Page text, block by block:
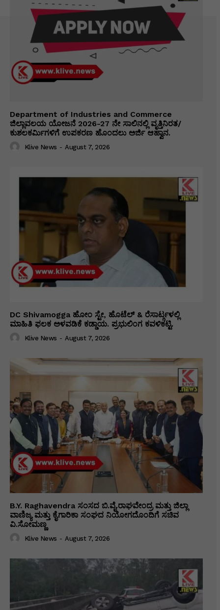
Department of Industries and Commerce
ಜಿಲ್ಲಾವಲಯ ಯೋಜನೆ 2026-27 ನೇ ಸಾಲಿನಲ್ಲಿ ವೃತ್ತಿನಿರತ/
ಕುಶಲಕರ್ಮಿಗಳಿಗೆ ಉಪಕರಣ ಹೊಂದಲು ಅರ್ಜಿ ಆಹ್ವಾನ.
Klive News - August 7, 2026
DC Shivamogga ಹೋಂ ಸ್ಟೇ, ಹೊಟೆಲ್ & ರೆಸಾರ್ಟ್ಗಳಲ್ಲಿ
ಮಾಹಿತಿ ಫಲಕ ಅಳವಡಿಕೆ ಕಡ್ಡಾಯ. ಪ್ರಭುಲಿಂಗ ಕವಳಿಕಟ್ಟಿ.
Klive News - August 7, 2026
B.Y. Raghavendra ಸಂಸದ ಬಿ.ವೈ.ರಾಘವೇಂದ್ರ ಮತ್ತು ಜಿಲ್ಲಾ
ವಾಣಿಜ್ಯ ಮತ್ತು ಕೈಗಾರಿಕಾ ಸಂಘದ ನಿಯೋಗದೊಂದಿಗೆ ಸಚಿವ
ವಿ‌.ಸೋಮಣ್ಣ
Klive News - August 7, 2026